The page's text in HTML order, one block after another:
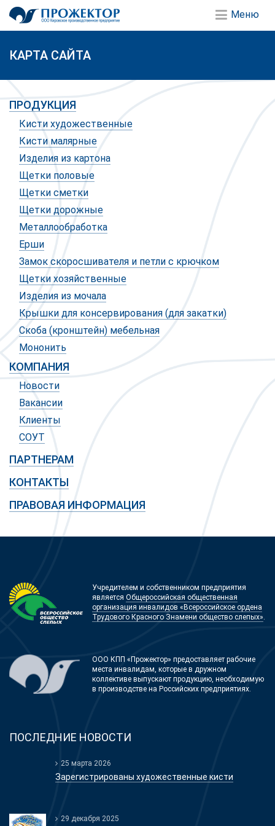
Меню
КАРТА САЙТА
ПРОДУКЦИЯ
Кисти художественные
Кисти малярные
Изделия из картона
Щетки половые
Щетки сметки
Щетки дорожные
Металлообработка
Ерши
Замок скоросшивателя и петли с крючком
Щетки хозяйственные
Изделия из мочала
Крышки для консервирования (для закатки)
Скоба (кронштейн) мебельная
Мононить
КОМПАНИЯ
Новости
Вакансии
Клиенты
СОУТ
ПАРТНЕРАМ
КОНТАКТЫ
ПРАВОВАЯ ИНФОРМАЦИЯ
Учредителем и собственником предприятия
является Общероссийская общественная
организация инвалидов «Всероссийское ордена
Трудового Красного Знамени общество слепых».
ООО КПП «Прожектор» предоставляет рабочие
места инвалидам, которые в дружном
коллективе выпускают продукцию, необходимую
в производстве на Российских предприятиях.
ПОСЛЕДНИЕ НОВОСТИ
25 марта 2026
Зарегистрированы художественные кисти
29 декабря 2025